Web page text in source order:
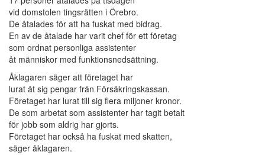
vid domstolen tingsrätten i Örebro.
De åtalades för att ha fuskat med bidrag.
En av de åtalade har varit chef för ett företag
som ordnat personliga assistenter
åt människor med funktionsnedsättning.
Åklagaren säger att företaget har
lurat åt sig pengar från Försäkringskassan.
Företaget har lurat till sig flera miljoner kronor.
De som arbetat som assistenter har tagit betalt
för jobb som aldrig har gjorts.
Företaget har också ha fuskat med skatten,
säger åklagaren.